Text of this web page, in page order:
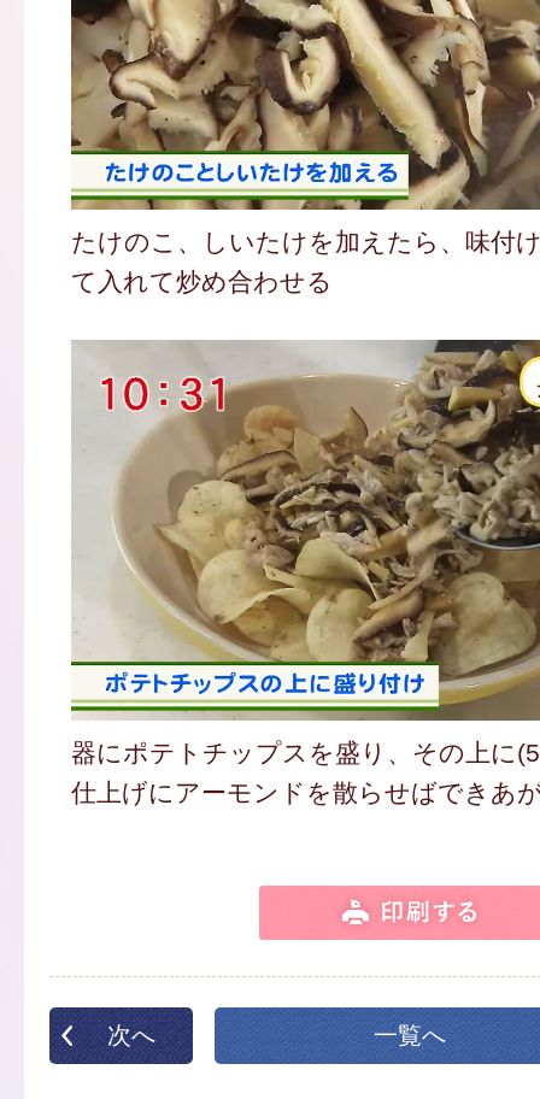
たけのこ、しいたけを加えたら、味付
て入れて炒め合わせる
器にポテトチップスを盛り、その上に
仕上げにアーモンドを散らせばできあ
次へ 一覧へ